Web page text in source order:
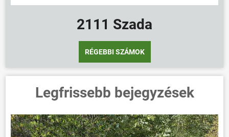
2111 Szada
RÉGEBBI SZÁMOK
Legfrissebb bejegyzések